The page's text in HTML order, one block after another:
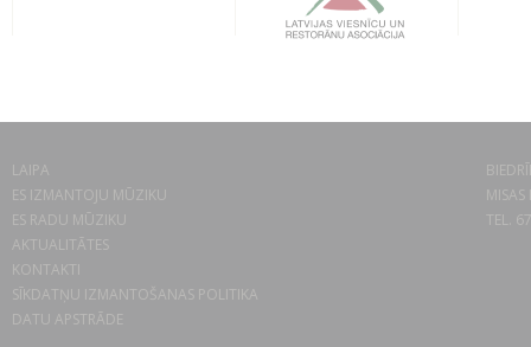
LAIPA
ES IZMANTOJU MŪZIKU
ES RADU MŪZIKU
AKTUALITĀTES
KONTAKTI
SĪKDATŅU IZMANTOŠANAS POLITIKA
DATU APSTRĀDE
TEL.